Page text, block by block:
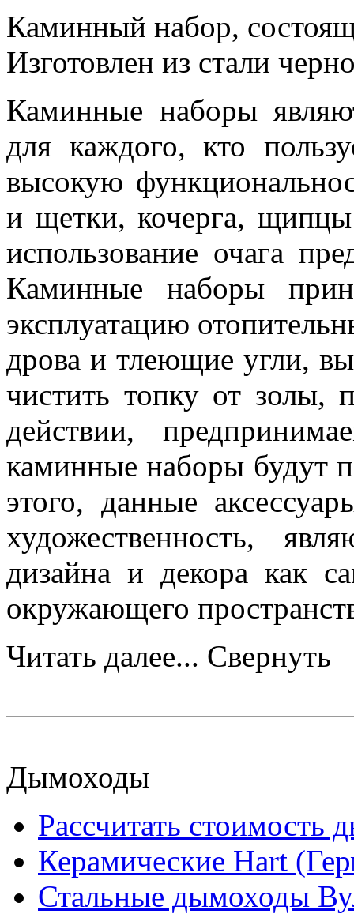
Каминный набор,
Изготовлен из стали
Каминные наборы
для каждого, кто
высокую
и щетки, кочерга,
использование очага
Каминные наборы
эксплуатацию
дрова и тлеющие угли,
чистить топку от золы,
действии,
каминные наборы будут
этого, данные
художественность,
дизайна и декора как
окружающего
Читать далее... Свернуть
Дымоходы
Рассчитать стоимость
Керамические Hart
Стальные дымоходы